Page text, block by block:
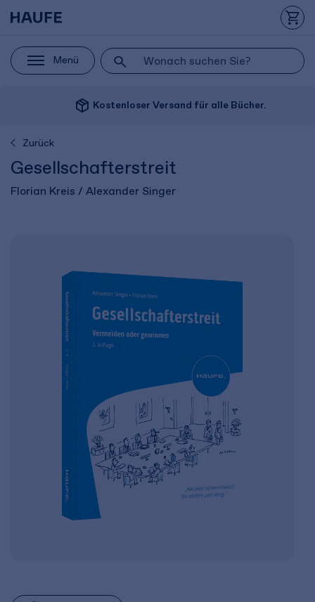
Menü
package_2 Kostenloser Versand für alle Bücher.
Zurück
Gesellschafterstreit
Florian Kreis / Alexander Singer